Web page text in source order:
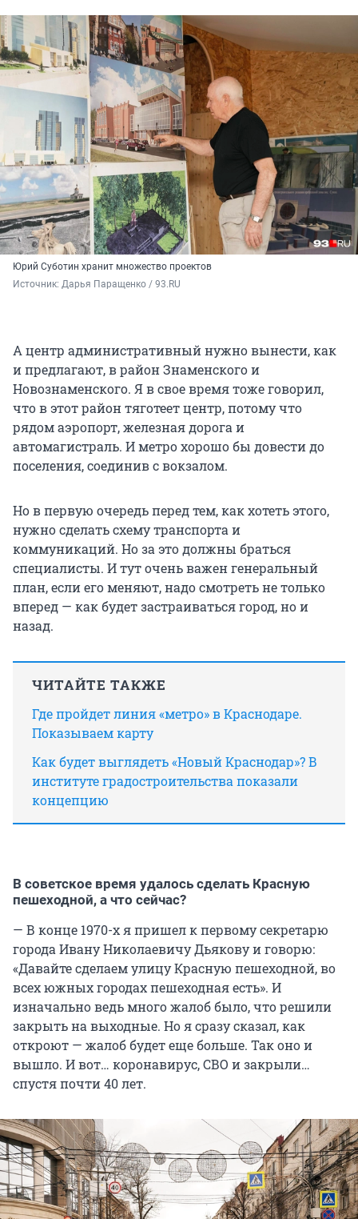
Юрий Суботин хранит множество проектов
Источник: Дарья Паращенко / 93.RU
А центр административный нужно вынести, как
и предлагают, в район Знаменского и
Новознаменского. Я в свое время тоже говорил,
что в этот район тяготеет центр, потому что
рядом аэропорт, железная дорога и
автомагистраль. И метро хорошо бы довести до
поселения, соединив с вокзалом.
Но в первую очередь перед тем, как хотеть этого,
нужно сделать схему транспорта и
коммуникаций. Но за это должны браться
специалисты. И тут очень важен генеральный
план, если его меняют, надо смотреть не только
вперед — как будет застраиваться город, но и
назад.
ЧИТАЙТЕ ТАКЖЕ
Где пройдет линия «метро» в Краснодаре.
Показываем карту
Как будет выглядеть «Новый Краснодар»? В
институте градостроительства показали
концепцию
В советское время удалось сделать Красную
пешеходной, а что сейчас?
— В конце 1970-х я пришел к первому секретарю
города Ивану Николаевичу Дьякову и говорю:
«Давайте сделаем улицу Красную пешеходной, во
всех южных городах пешеходная есть». И
изначально ведь много жалоб было, что решили
закрыть на выходные. Но я сразу сказал, как
откроют — жалоб будет еще больше. Так оно и
вышло. И вот… коронавирус, СВО и закрыли…
спустя почти 40 лет.